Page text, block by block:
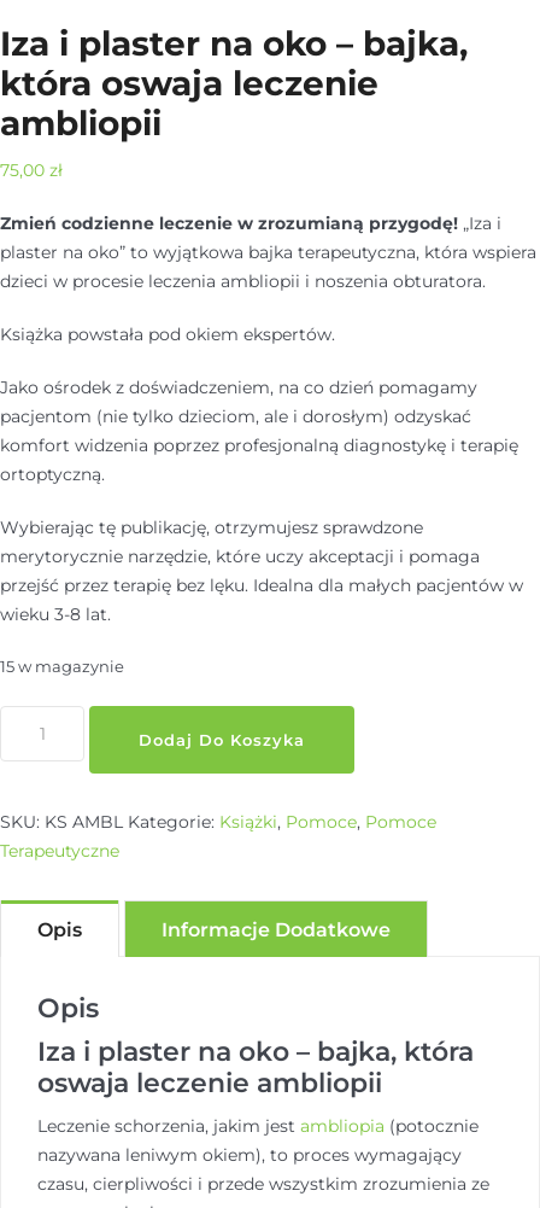
Iza i plaster na oko – bajka,
która oswaja leczenie
ambliopii
75,00 zł
Zmień codzienne leczenie w zrozumianą przygodę! „Iza i
plaster na oko” to wyjątkowa bajka terapeutyczna, która wspiera
dzieci w procesie leczenia ambliopii i noszenia obturatora.
Książka powstała pod okiem ekspertów.
Jako ośrodek z doświadczeniem, na co dzień pomagamy
pacjentom (nie tylko dzieciom, ale i dorosłym) odzyskać
komfort widzenia poprzez profesjonalną diagnostykę i terapię
ortoptyczną.
Wybierając tę publikację, otrzymujesz sprawdzone
merytorycznie narzędzie, które uczy akceptacji i pomaga
przejść przez terapię bez lęku. Idealna dla małych pacjentów w
wieku 3-8 lat.
15 w magazynie
na
oko
bajka,
leczenie
ambliopii
Dodaj Do Koszyka
SKU: KS AMBL Kategorie: Książki, Pomoce, Pomoce
Terapeutyczne
Opis Informacje Dodatkowe
Opis
Iza i plaster na oko – bajka, która
oswaja leczenie ambliopii
Leczenie schorzenia, jakim jest ambliopia (potocznie
nazywana leniwym okiem), to proces wymagający
czasu, cierpliwości i przede wszystkim zrozumienia ze